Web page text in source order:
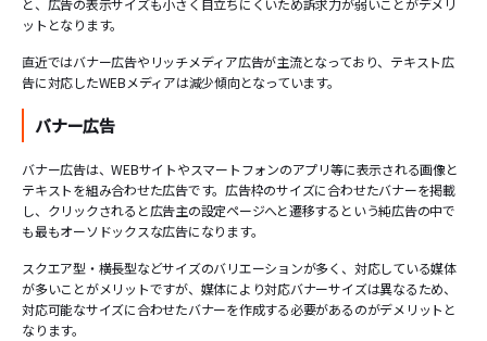
と、広告の表示サイズも小さく目立ちにくいため訴求力が弱いことがデメリ
ットとなります。
直近ではバナー広告やリッチメディア広告が主流となっており、テキスト広
告に対応したWEBメディアは減少傾向となっています。
バナー広告
バナー広告は、WEBサイトやスマートフォンのアプリ等に表示される画像と
テキストを組み合わせた広告です。広告枠のサイズに合わせたバナーを掲載
し、クリックされると広告主の設定ページへと遷移するという純広告の中で
も最もオーソドックスな広告になります。
スクエア型・横長型などサイズのバリエーションが多く、対応している媒体
が多いことがメリットですが、媒体により対応バナーサイズは異なるため、
対応可能なサイズに合わせたバナーを作成する必要があるのがデメリットと
なります。